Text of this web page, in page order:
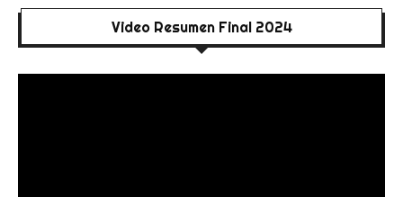
Video Resumen Final 2024